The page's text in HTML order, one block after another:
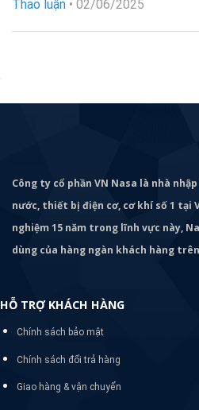
Thảo luận • 02/06/2025
Công ty cổ phần VN Nasa là nhà
nước, thiết bị điện cơ, cơ khí số 1 tại
nghiệm 15 năm trong lĩnh vực này,
dùng của hàng ngàn khách hàng
HỖ TRỢ KHÁCH HÀNG
Chính sách bảo mật
Chính sách đổi trả hàng
Giao hàng & vận chuyển